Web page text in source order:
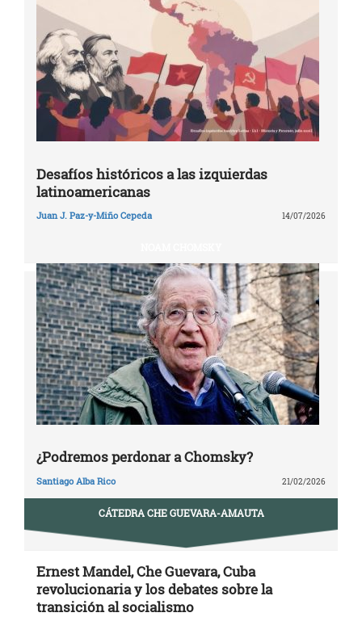
Desafíos históricos a las izquierdas
latinoamericanas
Juan J. Paz-y-Miño Cepeda 14/07/2026
¿Podremos perdonar a Chomsky?
Santiago Alba Rico 21/02/2026
CÁTEDRA CHE GUEVARA-AMAUTA
Ernest Mandel, Che Guevara, Cuba
revolucionaria y los debates sobre la
transición al socialismo